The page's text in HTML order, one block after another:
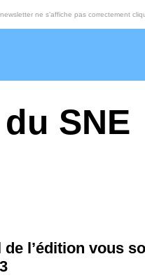
ne s’affiche pas correctement
SNE
l’édition vous